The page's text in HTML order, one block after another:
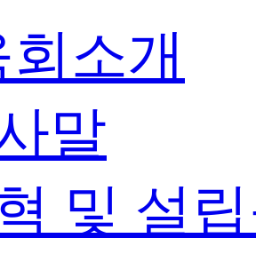
소개
말
및 설